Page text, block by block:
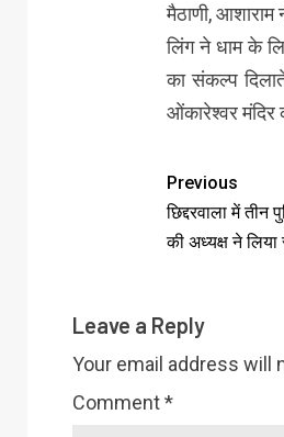
मैठाणी, आशाराम
लिंग ने धाम के
का संकल्प
ओंकारेश्वर
Previous
छिद्दरवाला में
की अध्यक्ष ने लिया
Leave a Reply
Your email address will
Comment*